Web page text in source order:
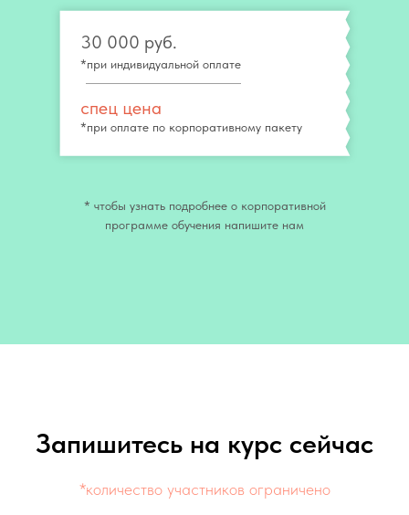
30 000 руб.
* чтобы узнать подробнее о корпоративной
программе обучения напишите нам
спец цена
*при оплате по корпоративному пакету
*при индивидуальной оплате
Запишитесь на курс сейчас
*количество участников ограничено